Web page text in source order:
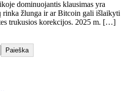
dominuojantis klausimas yra
rinka žlunga ir ar Bitcoin gali išlaikyti
trukusios korekcijos. 2025 m. […]
Paieška